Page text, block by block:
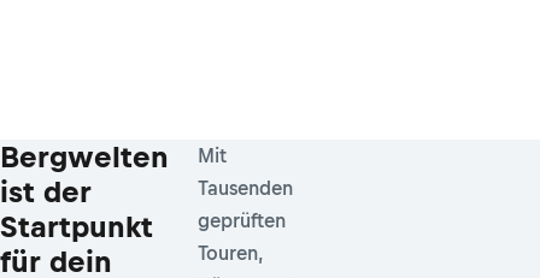
Bergwelten
ist der
Startpunkt
für dein
Mit
Tausenden
geprüften
Touren,